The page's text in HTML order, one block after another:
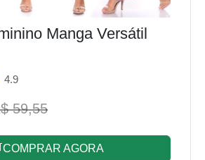
Manga Versátil
4.9
59,55
AGORA